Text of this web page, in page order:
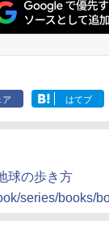
ア はてブ
球の歩き方
series/books/